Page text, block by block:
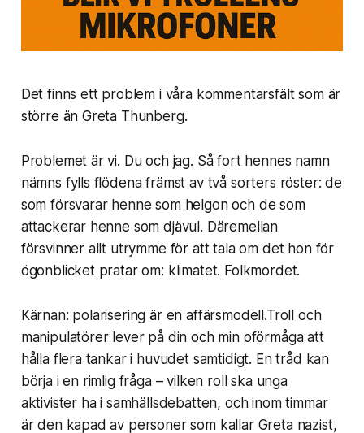
Det finns ett problem i våra kommentarsfält som är
större än Greta Thunberg.
Problemet är vi. Du och jag. Så fort hennes namn
nämns fylls flödena främst av två sorters röster: de
som försvarar henne som helgon och de som
attackerar henne som djävul. Däremellan
försvinner allt utrymme för att tala om det hon för
ögonblicket pratar om: klimatet. Folkmordet.
Kärnan: polarisering är en affärsmodell.Troll och
manipulatörer lever på din och min oförmåga att
hålla flera tankar i huvudet samtidigt. En tråd kan
börja i en rimlig fråga – vilken roll ska unga
aktivister ha i samhällsdebatten, och inom timmar
är den kapad av personer som kallar Greta nazist,